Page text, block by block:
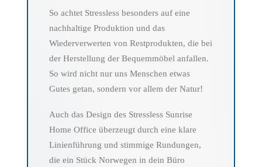
So achtet Stressless besonders auf eine
nachhaltige Produktion und das
Wiederverwerten von Restprodukten, die bei
der Herstellung der Bequemmöbel anfallen.
So wird nicht nur uns Menschen etwas
Gutes getan, sondern vor allem der Natur!
Auch das Design des Stressless Sunrise
Home Office überzeugt durch eine klare
Linienführung und stimmige Rundungen,
die ein Stück Norwegen in dein Büro